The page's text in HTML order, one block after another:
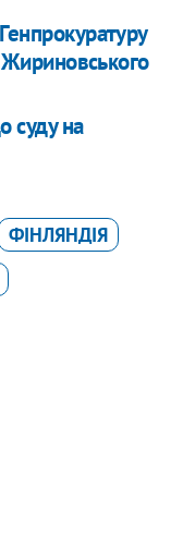
суду на
ФІНЛЯНДІЯ